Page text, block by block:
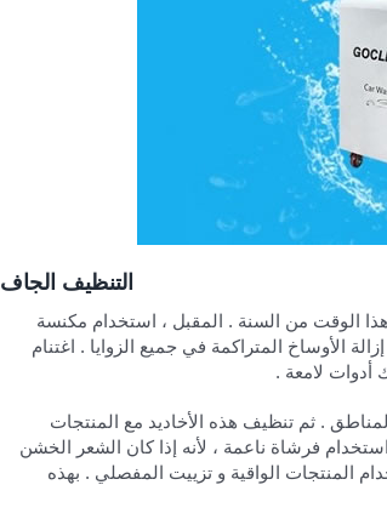
التنظيف الجاف
الوقت من السنة . المقبل ، استخدام مكنسة
الأوساخ المتراكمة في جميع الزوايا . اغتنام
لامعة .
. ثم تنظيف هذه الأخاديد مع المنتجات
فرشاة ناعمة ، لأنه إذا كان الشعر الخشن
المنتجات الواقية و تزييت المفصلي . بهذه